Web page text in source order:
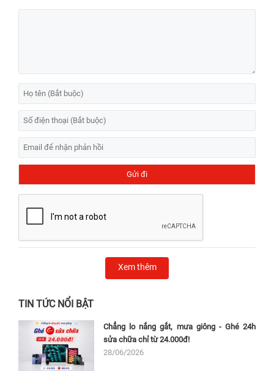
Xem thêm
TIN TỨC NỔI BẬT
Chẳng lo nắng gắt, mưa giông - Ghé 24h
sửa chữa chỉ từ 24.000đ!
28/06/2026